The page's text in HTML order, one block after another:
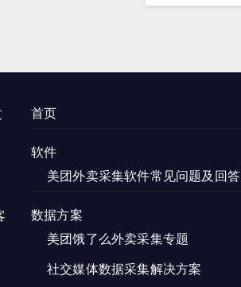
首页
软件
美团外卖采集软件常见问题及回答
数据方案
美团饿了么外卖采集专题
社交媒体数据采集解决方案